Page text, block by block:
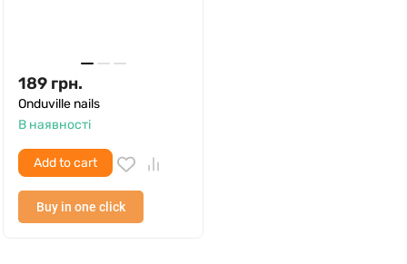
189 грн.
Onduville nails
В наявності
Add to cart
Buy in one click